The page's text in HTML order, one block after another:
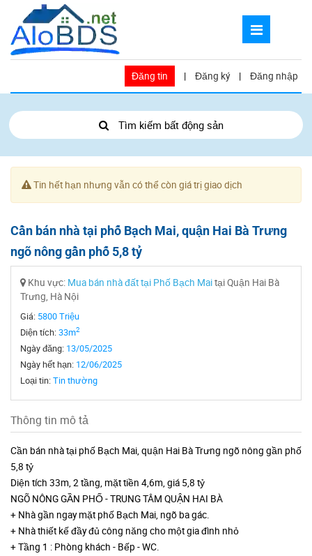
Đăng tin | Đăng ký | Đăng nhập
Tìm kiếm bất động sản
Tin hết hạn nhưng vẫn có thể còn giá trị giao dịch
Cần bán nhà tại phố Bạch Mai, quận Hai Bà Trưng
ngõ nông gần phố 5,8 tỷ
Khu vực: Mua bán nhà đất tại Phố Bạch Maitại Quận Hai Bà
Trưng, Hà Nội
Giá: 5800 Triệu
Diện tích:33m2
Ngày đăng: 13/05/2025
Ngày hết hạn: 12/06/2025
Loại tin:Tin thường
Thông tin mô tả
Cần bán nhà tại phố Bạch Mai, quận Hai Bà Trưng ngõ nông gần phố
5,8 tỷ
Diện tích 33m, 2 tầng, mặt tiền 4,6m, giá 5,8 tỷ
NGÕ NÔNG GẦN PHỐ - TRUNG TÂM QUẬN HAI BÀ
+ Nhà gần ngay mặt phố Bạch Mai, ngõ ba gác.
+ Nhà thiết kế đầy đủ công năng cho một gia đình nhỏ
+ Tầng 1 : Phòng khách - Bếp - WC.